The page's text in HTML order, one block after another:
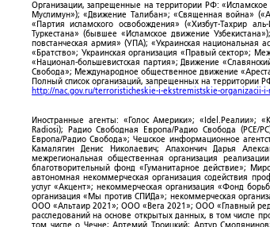
Организации, запрещенные на территории РФ: «Исламское
Муслимун»); «Движение Талибан»; «Священная война»
«Партия исламского освобождения» («Хизбут-Тахрир
Туркестана» (бывшее «Исламское движение
повстанческая армия» (УПА); «Украинская национальная
«Братство»; Украинская организация «Правый сектор»;
«Национал-большевистская партия»; Движение
Свобода»; Международное общественное движение
Полный список организаций, запрещенных на территории
http://nac.gov.ru/terroristicheskie-i-ekstremistskie-organizacii-
Иностранные агенты: «Голос Америки»; «Idel.Реалии»;
Radiosi); Радио Свободная Европа/Радио Свобода (PCE/
Европа/Радио Свобода»; Чешское информационное
Камалягин Денис Николаевич; Апахончич Дарья
межрегиональная общественная организация
благотворительный фонд «Гуманитарное действие»;
автономная некоммерческая организация содействия
услуг «Акцент»; некоммерческая организация «Фонд
организация «Мы против СПИДа»; некоммерческая
ООО «Альтаир 2021»; ООО «Вега 2021»; ООО «Главный
расследований на основе открытых данных, в том числе
том числе о Чечне; Артемий Троицкий; Артур